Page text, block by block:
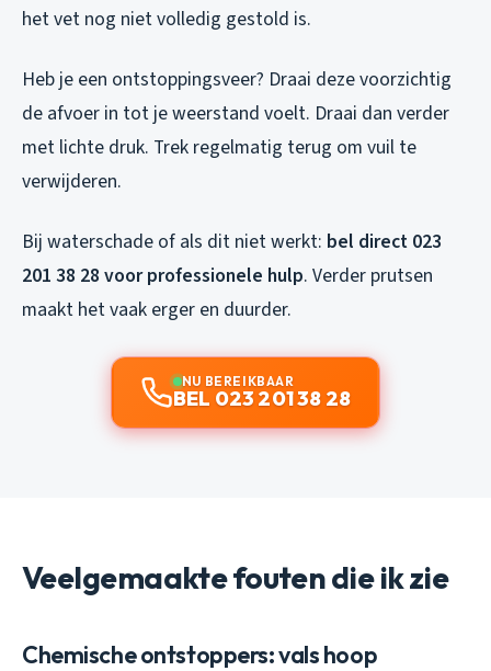
het vet nog niet volledig gestold is.
Heb je een ontstoppingsveer? Draai deze voorzichtig
de afvoer in tot je weerstand voelt. Draai dan verder
met lichte druk. Trek regelmatig terug om vuil te
verwijderen.
Bij waterschade of als dit niet werkt: bel direct 023
201 38 28 voor professionele hulp. Verder prutsen
maakt het vaak erger en duurder.
NU BEREIKBAAR
BEL 023 201 38 28
Veelgemaakte fouten die ik zie
Chemische ontstoppers: vals hoop